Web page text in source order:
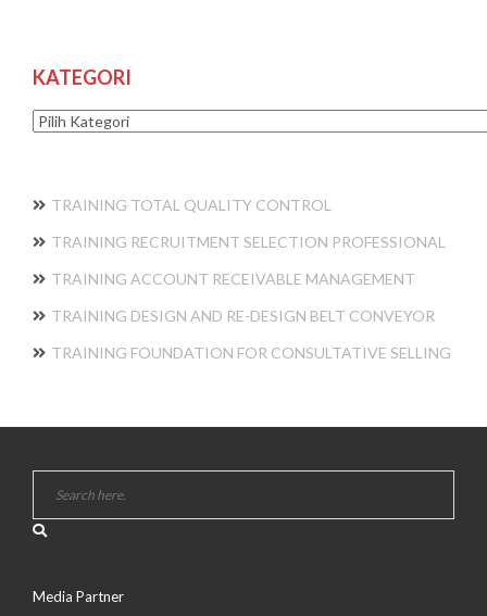
KATEGORI
Kategori
TRAINING TOTAL QUALITY CONTROL
TRAINING RECRUITMENT SELECTION PROFESSIONAL
TRAINING ACCOUNT RECEIVABLE MANAGEMENT
TRAINING DESIGN AND RE-DESIGN BELT CONVEYOR
TRAINING FOUNDATION FOR CONSULTATIVE SELLING
Media Partner